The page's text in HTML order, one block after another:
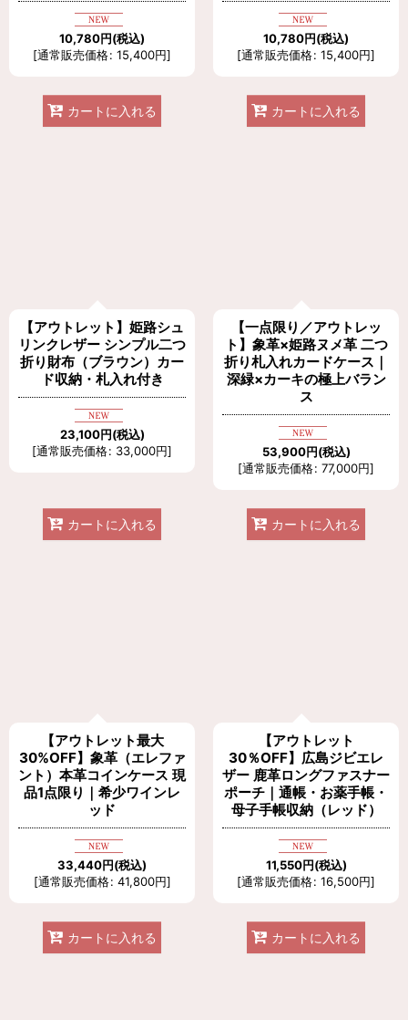
10,780円(税込)
[通常販売価格: 15,400円]
カートに入れる
10,780円(税込)
[通常販売価格: 15,400円]
カートに入れる
【アウトレット】姫路シュ
リンクレザー シンプル二つ
折り財布（ブラウン）カー
ド収納・札入れ付き
23,100円(税込)
[通常販売価格: 33,000円]
カートに入れる
【一点限り／アウトレッ
ト】象革×姫路ヌメ革 二つ
折り札入れカードケース｜
深緑×カーキの極上バラン
ス
53,900円(税込)
[通常販売価格: 77,000円]
カートに入れる
【アウトレット最大
30%OFF】象革（エレファ
ント）本革コインケース 現
品1点限り｜希少ワインレ
ッド
33,440円(税込)
[通常販売価格: 41,800円]
カートに入れる
【アウトレット
30％OFF】広島ジビエレ
ザー 鹿革ロングファスナー
ポーチ｜通帳・お薬手帳・
母子手帳収納（レッド）
11,550円(税込)
[通常販売価格: 16,500円]
カートに入れる